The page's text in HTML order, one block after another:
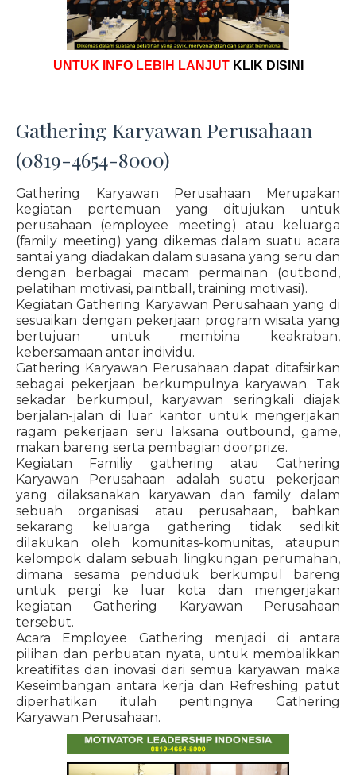
UNTUK INFO LEBIH LANJUT KLIK DISINI
Gathering Karyawan Perusahaan
(0819-4654-8000)
Gathering Karyawan Perusahaan Merupakan
kegiatan pertemuan yang ditujukan untuk
perusahaan (employee meeting) atau keluarga
(family meeting) yang dikemas dalam suatu acara
santai yang diadakan dalam suasana yang seru dan
dengan berbagai macam permainan (outbond,
pelatihan motivasi, paintball, training motivasi).
Kegiatan Gathering Karyawan Perusahaan yang di
sesuaikan dengan pekerjaan program wisata yang
bertujuan untuk membina keakraban,
kebersamaan antar individu.
Gathering Karyawan Perusahaan dapat ditafsirkan
sebagai pekerjaan berkumpulnya karyawan. Tak
sekadar berkumpul, karyawan seringkali diajak
berjalan-jalan di luar kantor untuk mengerjakan
ragam pekerjaan seru laksana outbound, game,
makan bareng serta pembagian doorprize.
Kegiatan Familiy gathering atau Gathering
Karyawan Perusahaan adalah suatu pekerjaan
yang dilaksanakan karyawan dan family dalam
sebuah organisasi atau perusahaan, bahkan
sekarang keluarga gathering tidak sedikit
dilakukan oleh komunitas-komunitas, ataupun
kelompok dalam sebuah lingkungan perumahan,
dimana sesama penduduk berkumpul bareng
untuk pergi ke luar kota dan mengerjakan
kegiatan Gathering Karyawan Perusahaan
tersebut.
Acara Employee Gathering menjadi di antara
pilihan dan perbuatan nyata, untuk membalikkan
kreatifitas dan inovasi dari semua karyawan maka
Keseimbangan antara kerja dan Refreshing patut
diperhatikan itulah pentingnya Gathering
Karyawan Perusahaan.